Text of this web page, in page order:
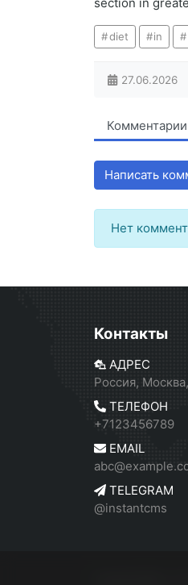
diet in
27.06.2026
Комментарии
Написать
Нет
Контакты
АДРЕС
Россия,
ТЕЛЕФОН
+7123456789
EMAIL
TELEGRAM
@instantcms